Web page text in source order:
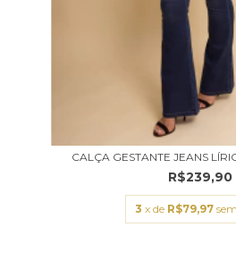
CALÇA GESTANTE JEANS
R$239,90
3 x de R$79,97